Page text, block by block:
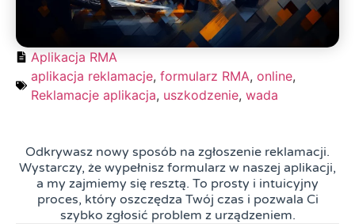
Aplikacja RMA
aplikacja reklamacje, formularz RMA, online,
Reklamacje aplikacja, uszkodzenie, wada
Odkrywasz nowy sposób na zgłoszenie reklamacji.
Wystarczy, że wypełnisz formularz w naszej aplikacji,
a my zajmiemy się resztą. To prosty i intuicyjny
proces, który oszczędza Twój czas i pozwala Ci
szybko zgłosić problem z urządzeniem.